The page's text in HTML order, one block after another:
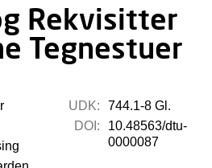
Rekvisitter
Tegnestuer
UDK:
744.1-8 Gl.
DOI:
10.48563/dtu-
0000087